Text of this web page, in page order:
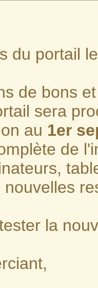
du portail
de bons
sera
au 1er
de
la